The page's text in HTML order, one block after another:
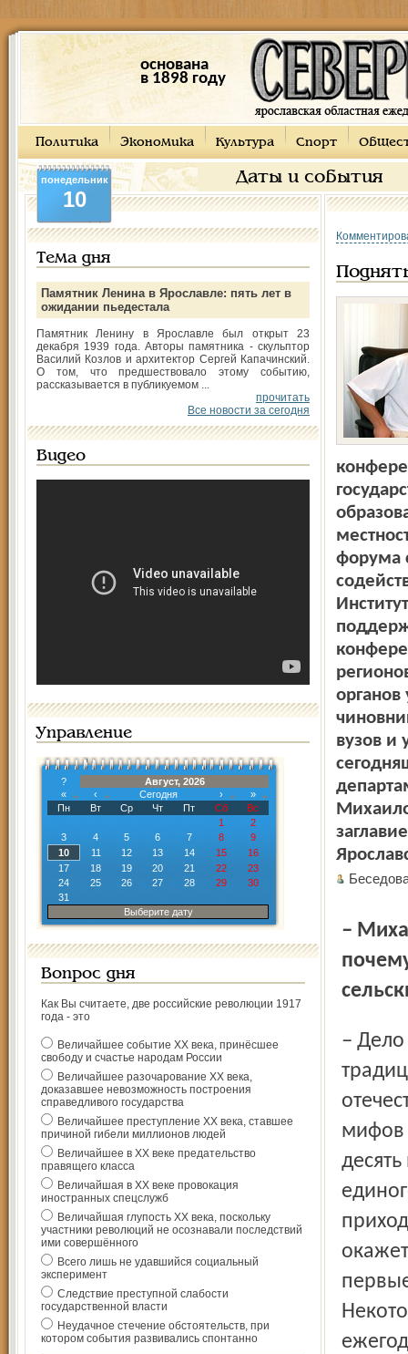
основана
в 1898 году
Политика Экономика Культура Спорт
Даты и события
понедельник
10
Тема дня
Памятник Ленина в Ярославле: пять лет в
ожидании пьедестала
Памятник Ленину в Ярославле был открыт 23
декабря 1939 года. Авторы памятника - скульптор
Василий Козлов и архитектор Сергей Капачинский.
О том, что предшествовало этому событию,
рассказывается в публикуемом ...
прочитать
Все новости за сегодня
Видео
Управление
?
Август, 2026
«
‹ Сегодня ›
»
Пн
Вт Ср Чт Пт Сб
Вс
1
2
3
4 5 6 7 8
9
10
11 12 13 14 15
16
17
18 19 20 21 22
23
24
25 26 27 28 29
30
31
Выберите дату
Вопрос дня
Как Вы считаете, две российские революции 1917
года - это
Величайшее событие ХХ века, принёсшее
свободу и счастье народам России
Величайшее разочарование ХХ века,
доказавшее невозможность построения
справедливого государства
Величайшее преступление ХХ века, ставшее
причиной гибели миллионов людей
Величайшее в ХХ веке предательство
правящего класса
Величайшая в ХХ веке провокация
иностранных спецслужб
Величайшая глупость ХХ века, поскольку
участники революций не осознавали последствий
ими совершённого
Всего лишь не удавшийся социальный
эксперимент
Следствие преступной слабости
государственной власти
Неудачное стечение обстоятельств, при
котором события развивались спонтанно
форума
вузов и
– Михаил Вадимович, давайте для начала уточним:
– Дело в том, что вопросы развития сельской школы
мифов